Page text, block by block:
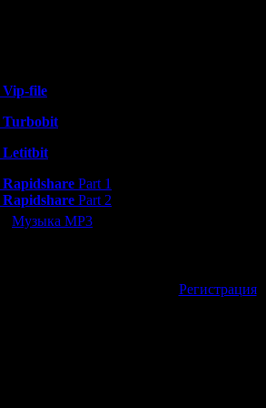
Vip-file
Turbobit
Letitbit
Rapidshare Part 1
Rapidshare Part 2
Музыка МР3
Регистрация|